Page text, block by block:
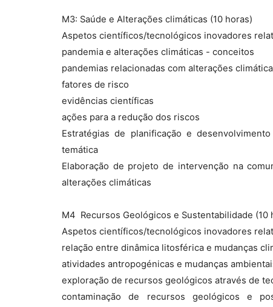
M3: Saúde e Alterações climáticas (10 horas)
Aspetos científicos/tecnológicos inovadores
pandemia e alterações climáticas - conceitos
pandemias relacionadas com alterações
fatores de risco
evidências científicas
ações para a redução dos riscos
Estratégias de planificação e
temática
Elaboração de projeto de intervenção na
alterações climáticas
M4  Recursos Geológicos e Sustentabilidade (10
Aspetos científicos/tecnológicos inovadores
relação entre dinâmica litosférica e mudanças
atividades antropogénicas e mudanças
exploração de recursos geológicos através de
contaminação de recursos geológicos e